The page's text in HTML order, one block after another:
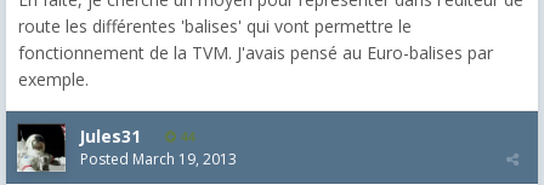
route les différentes 'balises' qui vont permettre le
fonctionnement de la TVM. J'avais pensé au Euro-balises par
exemple.
Jules31 44
Posted March 19, 2013